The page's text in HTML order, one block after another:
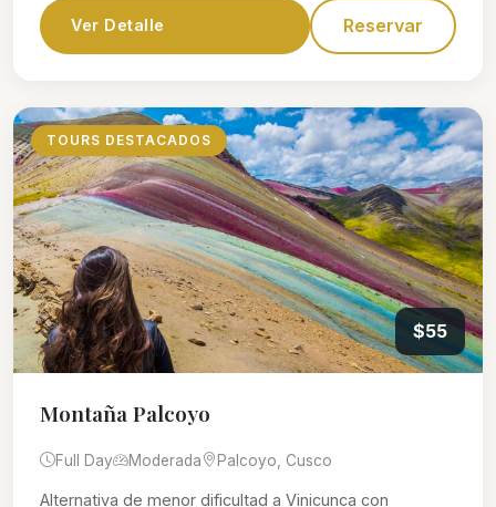
Ver Detalle Reservar
TOURS DESTACADOS
$55
Montaña Palcoyo
Full Day Moderada Palcoyo, Cusco
Alternativa de menor dificultad a Vinicunca con